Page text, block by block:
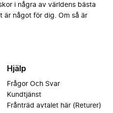
i några av världens bästa
är något för dig. Om så är
Hjälp
Frågor Och Svar
Kundtjänst
Frånträd avtalet här (Returer)